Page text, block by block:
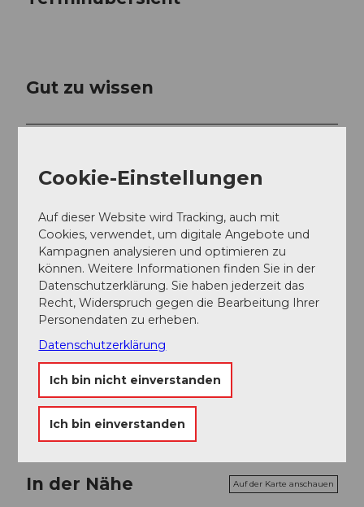
Gut zu wissen
CHF 50.– Erwachsene / CHF 40.– Kinder 10 bis 16 Jahre
Der Anlass ist geeignet für Erwachsene und für Kinder
Die Einnahme der Exkursionsgebühr erfolgt in bar vor
Ort.
Ansprechpartner:in
Stiftung Wildstation Landshut
In der Nähe Auf der Karte anschauen
Cookie-Einstellungen
Auf dieser Website wird Tracking, auch mit
Cookies, verwendet, um digitale Angebote und
Kampagnen analysieren und optimieren zu
können. Weitere Informationen finden Sie in der
Datenschutzerklärung. Sie haben jederzeit das
Recht, Widerspruch gegen die Bearbeitung Ihrer
Personendaten zu erheben.
Datenschutzerklärung
Ich bin nicht einverstanden
Ich bin einverstanden